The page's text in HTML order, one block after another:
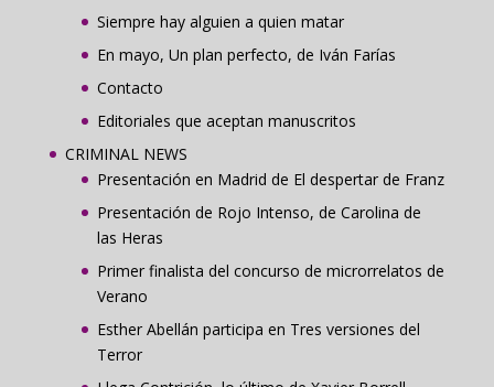
Siempre hay alguien a quien matar
En mayo, Un plan perfecto, de Iván Farías
Contacto
Editoriales que aceptan manuscritos
CRIMINAL NEWS
Presentación en Madrid de El despertar de Franz
Presentación de Rojo Intenso, de Carolina de
las Heras
Primer finalista del concurso de microrrelatos de
Verano
Esther Abellán participa en Tres versiones del
Terror